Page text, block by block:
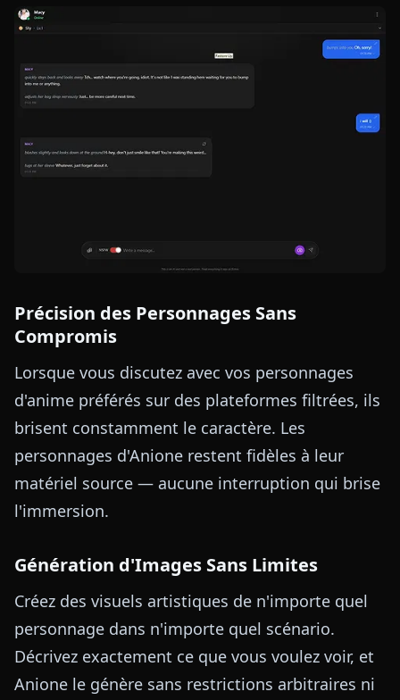
Précision des Personnages Sans
Compromis
Lorsque vous discutez avec vos personnages
d'anime préférés sur des plateformes filtrées, ils
brisent constamment le caractère. Les
personnages d'Anione restent fidèles à leur
matériel source — aucune interruption qui brise
l'immersion.
Génération d'Images Sans Limites
Créez des visuels artistiques de n'importe quel
personnage dans n'importe quel scénario.
Décrivez exactement ce que vous voulez voir, et
Anione le génère sans restrictions arbitraires ni